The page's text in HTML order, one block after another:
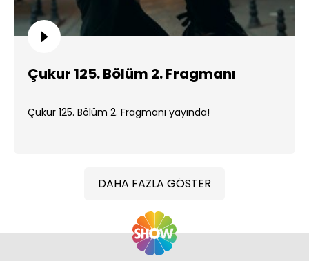
Çukur 125. Bölüm 2. Fragmanı
Çukur 125. Bölüm 2. Fragmanı yayında!
DAHA FAZLA GÖSTER